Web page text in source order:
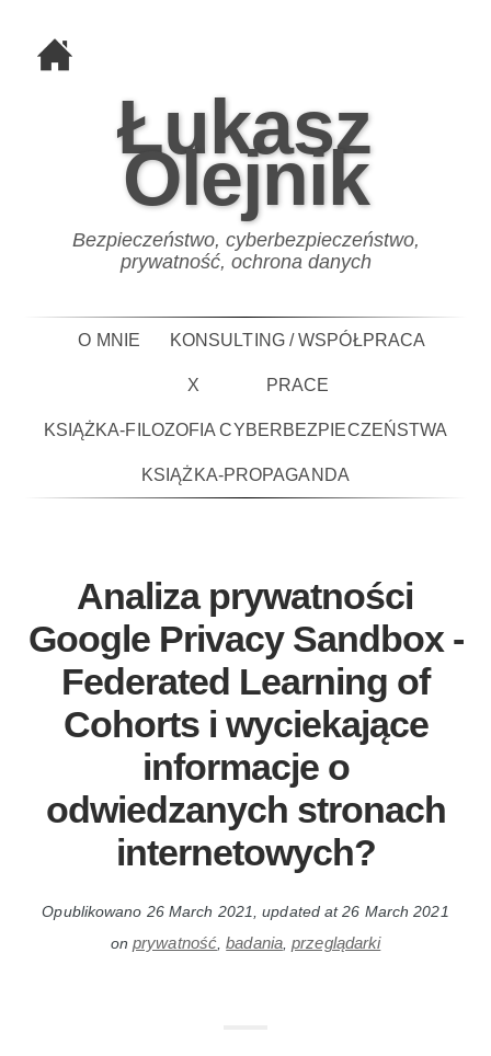
Łukasz
Olejnik
Bezpieczeństwo, cyberbezpieczeństwo,
prywatność, ochrona danych
O MNIE KONSULTING / WSPÓŁPRACA
X PRACE
KSIĄŻKA-FILOZOFIA CYBERBEZPIECZEŃSTWA
KSIĄŻKA-PROPAGANDA
Analiza prywatności
Google Privacy Sandbox -
Federated Learning of
Cohorts i wyciekające
informacje o
odwiedzanych stronach
internetowych?
Opublikowano 26 March 2021 , updated at26 March 2021
on prywatność ,badania,przeglądarki